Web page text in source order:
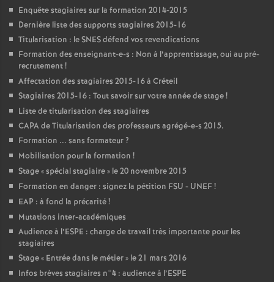
Enquête stagiaires sur la formation 2014-2015
Dernière liste des supports stagiaires 2015-16
Titularisation : leSNESdéfend vos revendications
Formation des enseignant-e-s : Non à l’apprentissage, oui au pré-
recrutement!
Affectation des stagiaires 2015-16 à Créteil
Stagiaires 2015-16 : Tout savoir sur votre année de stage!
Liste de titularisation des stagiaires
CAPAde Titularisation des professeurs agrégé-e-s 2015.
Formation ... sans formateur?
Mobilisation pour la formation !
Stage «spécial stagiaire» le 20 novembre 2015
Formation en danger : signez la pétition FSU - UNEF!
EAP : à fond la précarité!
Mutations inter-académiques
Audience à l’ESPE : charge de travail très importante pour les
stagiaires
Stage « Entrée dans le métier» le 21 mars 2016
Infos brèves stagiaires n°4 : audience à l’ESPE